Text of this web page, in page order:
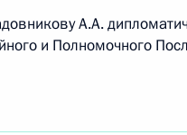
А.А.
и Полномочного